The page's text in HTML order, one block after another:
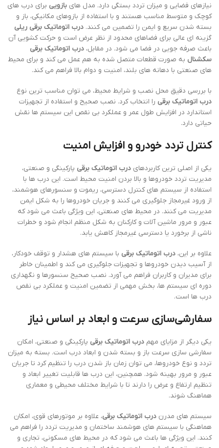
نیازهای فضایی و میزان تردد بستگی دارد. مدل های بازویی برای درب های
کوچک و متوسط مناسب هستند و با استفاده از بازوهای مکانیکی، باز و
بسته شدن سریع و ایمن را تضمین می کنند. درب اتوماتیک برقی ریلی
گزینه ای عالی برای فضاهای محدود از نظر عرض است و حرکت کشویی آن
باعث صرفه جویی در فضا می شود. در مقابل، درب اتوماتیک برقی
سکشنال به صورت قطعات متصل شده به هم عمل می کند و برای محیط
های صنعتی با دهانه های بلند، امنیت و دوام بالا فراهم می کند.
با بررسی دقیق محل نصب و شرایط محیط، می توان مناسب ترین نوع
درب اتوماتیک برقی را انتخاب کرد. نصب صحیح و استفاده از تجهیزات
استاندارد در افزایش طول عمر و عملکرد بی نقص این سیستم ها نقش
حیاتی دارد.
کنترل تردد خودرو و افزایش امنیت
یکی از اصلی ترین کاربردهای درب اتوماتیک برقی پارکینگی و صنعتی،
مدیریت تردد خودروها و بالا بردن امنیت محیط است. این درب ها با
استفاده از سیستم های کنترل دسترسی، ریموت و سنسورهای هوشمند،
از ورود غیرمجاز جلوگیری می کنند و جریان خودروها را به شکل ایمن
مدیریت می کنند. در محیط های صنعتی، این ویژگی باعث می شود که
عبور و مرور ماشین آلات و کارکنان به شکل منظم انجام شود و خطرات
ناشی از برخورد یا دسترسی غیرمجاز کاهش یابد.
علاوه بر این، درب اتوماتیک برقی با سیستم های هشدار و توقف خودکار،
از آسیب دیدن خودروها و تجهیزات جلوگیری می کند و اطمینان خاطر
برای مدیران و کاربران فراهم می آورد. نصب صحیح سنسورها و نگهداری
دوره ای سیستم ها، بخش مهمی از تضمین امنیت و عملکرد بی نقص
درب ها است.
سفارشی‌سازی سرعت و ابعاد بر اساس نیاز
یکی دیگر از مزایای مهم درب اتوماتیک برقی پارکینگی و صنعتی، امکان
سفارشی سازی سرعت باز و بسته شدن و ابعاد درب است. بسته به میزان
تردد و نوع خودروها، می توان زمان باز شدن درب را تنظیم کرد تا جریان
عبور و مرور بهینه شود. همچنین، این درب ها قابلیت تغییر ابعاد و
تنظیم ارتفاع و عرض را دارند تا با شرایط مختلف محیطی و معماری
هماهنگ شوند.
سیستم های مدرن درب اتوماتیک برقی، علاوه بر موتورهای قوی، امکان
هماهنگی با سیستم های هوشمند ساختمان و مدیریت تردد را فراهم می
کنند. این ویژگی ها باعث می شود که در محیط های مسکونی، تجاری و